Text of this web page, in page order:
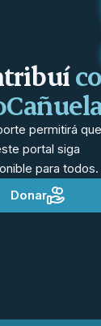
permitirá que
portal siga
para todos.
Donar